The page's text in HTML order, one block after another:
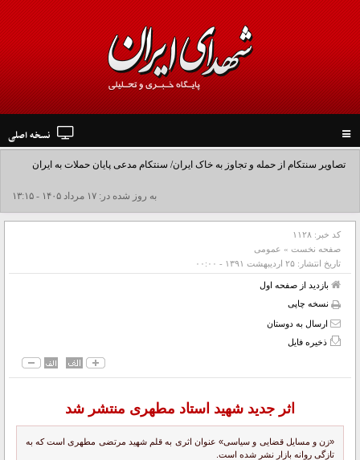
navigation
نسخه اصلی
تصاویر سنتکام از حمله و تجاوز به خاک ایران/ سنتکام مدعی پایان حملات به ایران
شد+فیلم به روز شده در: ۱۷ مرداد ۱۴۰۵ - ۱۳:۱۵
کد خبر: ۱۱۲۸
صفحه نخست » عمومی
تاریخ انتشار: ۲۵ ارديبهشت ۱۳۹۱ - ۰۰:۰۰
بازدید از صفحه اول
نسخه چاپی
ارسال به دوستان
ذخیره فایل
اثر جدید شهید استاد مطهری منتشر شد
«زن و مسایل قضایی و سیاسی» عنوان اثری به قلم شهید مرتضی مطهری است كه به
تازگی روانه بازار نشر شده است.